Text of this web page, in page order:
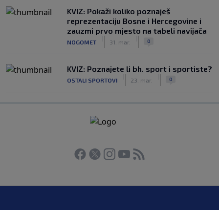
KVIZ: Pokaži koliko poznaješ
reprezentaciju Bosne i Hercegovine i
zauzmi prvo mjesto na tabeli navijača
NOGOMET 31. mar. 0
KVIZ: Poznajete li bh. sport i sportiste?
OSTALI SPORTOVI 23. mar. 0